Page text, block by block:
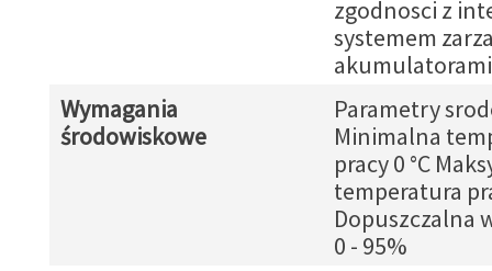
zgodnosci z
systemem
Wymagania
środowiskowe
Parametry
Minimalna
pracy 0 °C
temperatura
Dopuszczalna
0 - 95%